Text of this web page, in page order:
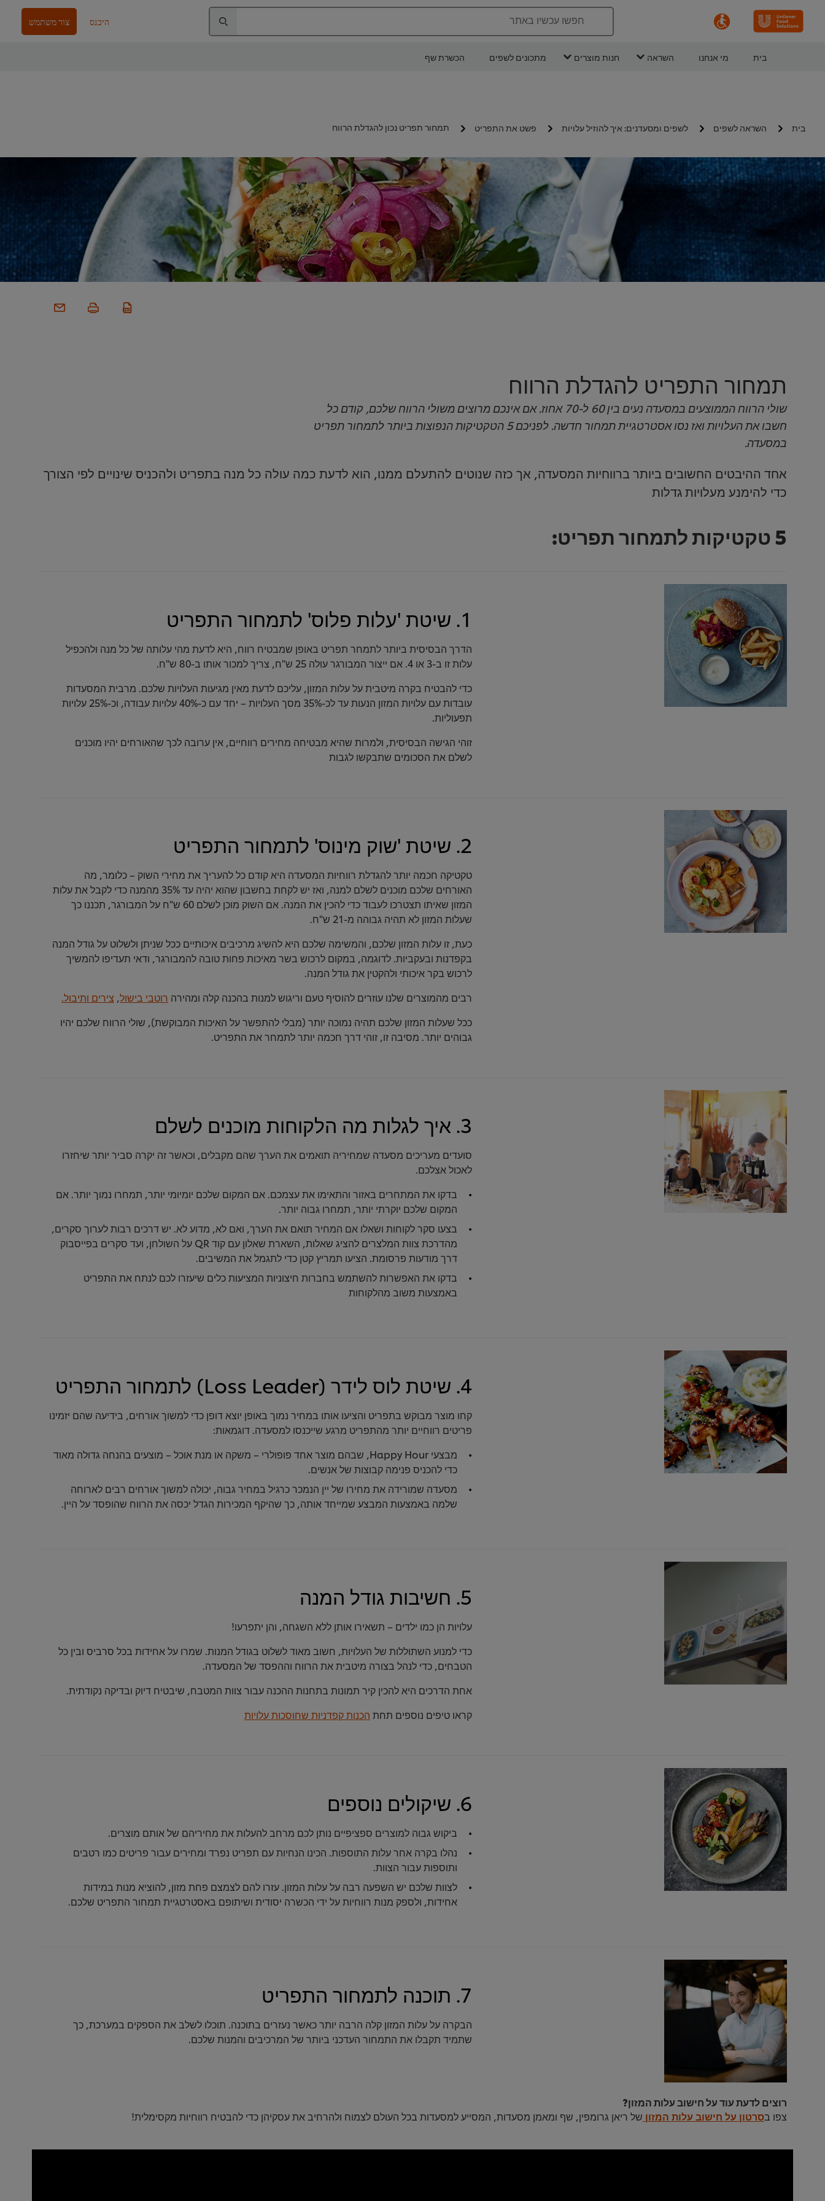
חפשו עכשיו באתר היכנס צור משתמש
בית מי אנחנו השראה חנות מוצרים מתכונים לשפים הכשרת שף
בית השראה לשפים לשפים ומסעדנים: איך להוזיל עלויות פשט את התפריט תמחור תפריט נכון להגדלת הרווח
תמחור התפריט להגדלת הרווח
שולי הרווח הממוצעים במסעדה נעים בין 60 ל-70 אחוז. אם אינכם מרוצים משולי הרווח שלכם, קודם כל
חשבו את העלויות ואז נסו אסטרטגיית תמחור חדשה. לפניכם 5 הטקטיקות הנפוצות ביותר לתמחור תפריט
במסעדה.
אחד ההיבטים החשובים ביותר ברווחיות המסעדה, אך כזה שנוטים להתעלם ממנו, הוא לדעת כמה עולה כל מנה בתפריט ולהכניס שינויים לפי הצורך
כדי להימנע מעלויות גדלות
5 טקטיקות לתמחור תפריט:
1. שיטת 'עלות פלוס' לתמחור התפריט
הדרך הבסיסית ביותר לתמחר תפריט באופן שמבטיח רווח, היא לדעת מהי עלותה של כל מנה ולהכפיל
עלות זו ב-3 או 4. אם ייצור המבורגר עולה 25 ש"ח, צריך למכור אותו ב-80 ש"ח.
כדי להבטיח בקרה מיטבית על עלות המזון, עליכם לדעת מאין מגיעות העלויות שלכם. מרבית המסעדות
עובדות עם עלויות המזון הנעות עד לכ-35% מסך העלויות – יחד עם כ-40% עלויות עבודה, וכ-25% עלויות
תפעוליות.
זוהי הגישה הבסיסית, ולמרות שהיא מבטיחה מחירים רווחיים, אין ערובה לכך שהאורחים יהיו מוכנים
לשלם את הסכומים שתבקשו לגבות
2. שיטת 'שוק מינוס' לתמחור התפריט
טקטיקה חכמה יותר להגדלת רווחיות המסעדה היא קודם כל להעריך את מחירי השוק – כלומר, מה
האורחים שלכם מוכנים לשלם למנה, ואז יש לקחת בחשבון שהוא יהיה עד 35% מהמנה כדי לקבל את עלות
המזון שאיתו תצטרכו לעבוד כדי להכין את המנה. אם השוק מוכן לשלם 60 ש"ח על המבורגר, תכננו כך
שעלות המזון לא תהיה גבוהה מ-21 ש"ח.
כעת, זו עלות המזון שלכם, והמשימה שלכם היא להשיג מרכיבים איכותיים ככל שניתן ולשלוט על גודל המנה
בקפדנות ובעקביות. לדוגמה, במקום לרכוש בשר מאיכות פחות טובה להמבורגר, ודאי תעדיפו להמשיך
לרכוש בקר איכותי ולהקטין את גודל המנה.
רבים מהמוצרים שלנו עוזרים להוסיף טעם וריגוש למנות בהכנה קלה ומהירה רוטבי בישול, צירים ותיבול.
ככל שעלות המזון שלכם תהיה נמוכה יותר (מבלי להתפשר על האיכות המבוקשת), שולי הרווח שלכם יהיו
גבוהים יותר. מסיבה זו, זוהי דרך חכמה יותר לתמחר את התפריט.
3. איך לגלות מה הלקוחות מוכנים לשלם
סועדים מעריכים מסעדה שמחיריה תואמים את הערך שהם מקבלים, וכאשר זה יקרה סביר יותר שיחזרו
לאכול אצלכם.
בדקו את המתחרים באזור והתאימו את עצמכם. אם המקום שלכם יומיומי יותר, תמחרו נמוך יותר. אם
המקום שלכם יוקרתי יותר, תמחרו גבוה יותר.
בצעו סקר לקוחות ושאלו אם המחיר תואם את הערך, ואם לא, מדוע לא. יש דרכים רבות לערוך סקרים,
מהדרכת צוות המלצרים להציג שאלות, השארת שאלון עם קוד QR על השולחן, ועד סקרים בפייסבוק
דרך מודעות פרסומת. הציעו תמריץ קטן כדי לתגמל את המשיבים.
בדקו את האפשרות להשתמש בחברות חיצוניות המציעות כלים שיעזרו לכם לנתח את התפריט
באמצעות משוב מהלקוחות
4. שיטת לוס לידר (Loss Leader) לתמחור התפריט
קחו מוצר מבוקש בתפריט והציעו אותו במחיר נמוך באופן יוצא דופן כדי למשוך אורחים, בידיעה שהם יזמינו
פריטים רווחיים יותר מהתפריט מרגע שייכנסו למסעדה. דוגמאות:
מבצעי Happy Hour, שבהם מוצר אחד פופולרי – משקה או מנת אוכל – מוצעים בהנחה גדולה מאוד
כדי להכניס פנימה קבוצות של אנשים.
מסעדה שמורידה את מחירו של יין הנמכר כרגיל במחיר גבוה, יכולה למשוך אורחים רבים לארוחה
שלמה באמצעות המבצע שמייחד אותה, כך שהיקף המכירות הגדל יכסה את הרווח שהופסד על היין.
5. חשיבות גודל המנה
עלויות הן כמו ילדים – תשאירו אותן ללא השגחה, והן יתפרעו!
כדי למנוע השתוללות של העלויות, חשוב מאוד לשלוט בגודל המנות. שמרו על אחידות בכל סרביס ובין כל
הטבחים, כדי לנהל בצורה מיטבית את הרווח וההפסד של המסעדה.
אחת הדרכים היא להכין קיר תמונות בתחנות ההכנה עבור צוות המטבח, שיבטיח דיוק ובדיקה נקודתית.
קראו טיפים נוספים תחת הכנות קפדניות שחוסכות עלויות
6. שיקולים נוספים
ביקוש גבוה למוצרים ספציפיים נותן לכם מרחב להעלות את מחיריהם של אותם מוצרים.
נהלו בקרה אחר עלות התוספות. הכינו הנחיות עם תפריט נפרד ומחירים עבור פריטים כמו רטבים
ותוספות עבור הצוות.
לצוות שלכם יש השפעה רבה על עלות המזון. עזרו להם לצמצם פחת מזון, להוציא מנות במידות
אחידות, ולספק מנות רווחיות על ידי הכשרה יסודית ושיתופם באסטרטגיית תמחור התפריט שלכם.
7. תוכנה לתמחור התפריט
הבקרה על עלות המזון קלה הרבה יותר כאשר נעזרים בתוכנה. תוכלו לשלב את הספקים במערכת, כך
שתמיד תקבלו את התמחור העדכני ביותר של המרכיבים והמנות שלכם.
רוצים לדעת עוד על חישוב עלות המזון?
צפו בסרטון על חישוב עלות המזון של ריאן גרומפין, שף ומאמן מסעדות, המסייע למסעדות בכל העולם לצמוח ולהרחיב את עסקיהן כדי להבטיח רווחיות מקסימלית!